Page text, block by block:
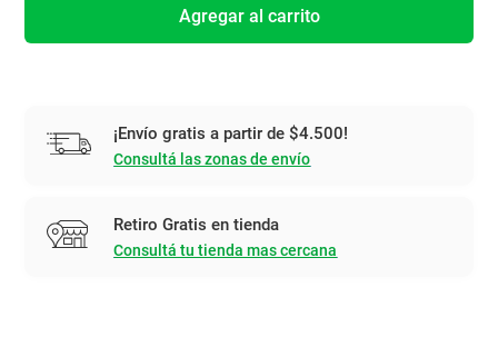
Agregar al carrito
¡Envío gratis a partir de $4.500!
Consultá las zonas de envío
Retiro Gratis en tienda
Consultá tu tienda mas cercana